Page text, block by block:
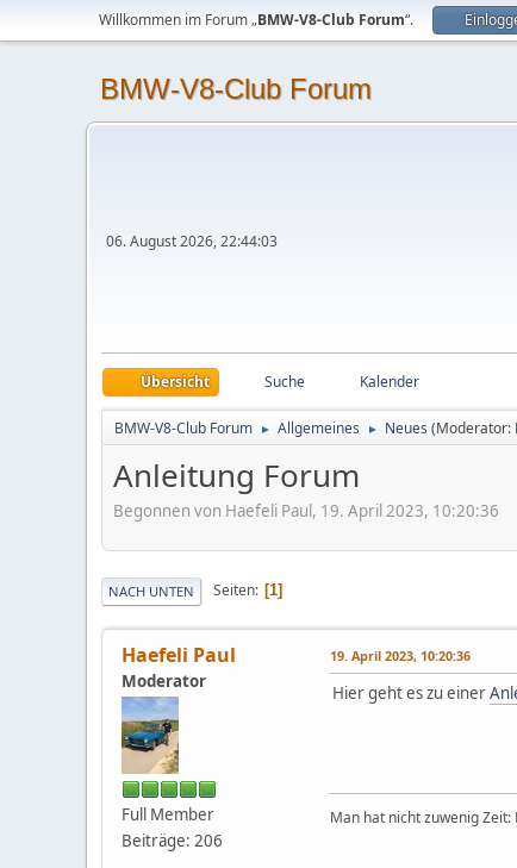
Willkommen im Forum „BMW-V8-Club Forum“.
BMW-V8-Club Forum
06. August 2026, 22:44:03
Übersicht Suche Kalender
BMW-V8-Club Forum ► Allgemeines ► Neues (Moderator:
Anleitung Forum
Begonnen von Haefeli Paul, 19. April 2023, 10:20:36
NACH UNTEN Seiten 1
Haefeli Paul
Moderator
Full Member
Beiträge: 206
19. April 2023, 10:20:36
Hier geht es zu einer
Man hat nicht zuwenig